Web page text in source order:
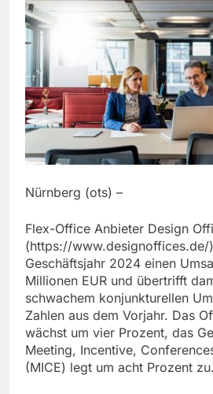
Nürnberg (ots) –
Flex-Office Anbieter Design
(https://www.designoffices.de/
Geschäftsjahr 2024 einen
Millionen EUR und übertrifft
schwachem konjunkturellen
Zahlen aus dem Vorjahr. Das
wächst um vier Prozent, das
Meeting, Incentive,
(MICE) legt um acht Prozent zu.